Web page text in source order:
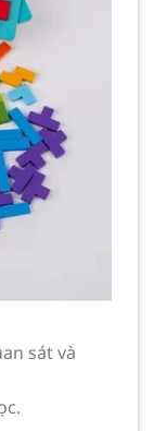
sát và